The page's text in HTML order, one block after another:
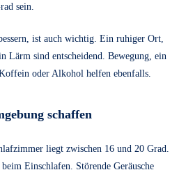
sein.
ist auch wichtig. Ein ruhiger Ort,
Lärm sind entscheidend. Bewegung, ein
oder Alkohol helfen ebenfalls.
schaffen
liegt zwischen 16 und 20 Grad.
Einschlafen. Störende Geräusche